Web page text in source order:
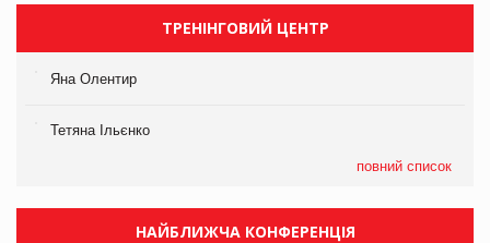
ТРЕНІНГОВИЙ ЦЕНТР
Яна Олентир
Тетяна Ільєнко
повний список
НАЙБЛИЖЧА КОНФЕРЕНЦІЯ